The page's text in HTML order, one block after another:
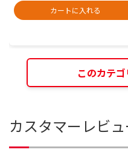
カートに入れる
このカテ
カスタマーレビュ